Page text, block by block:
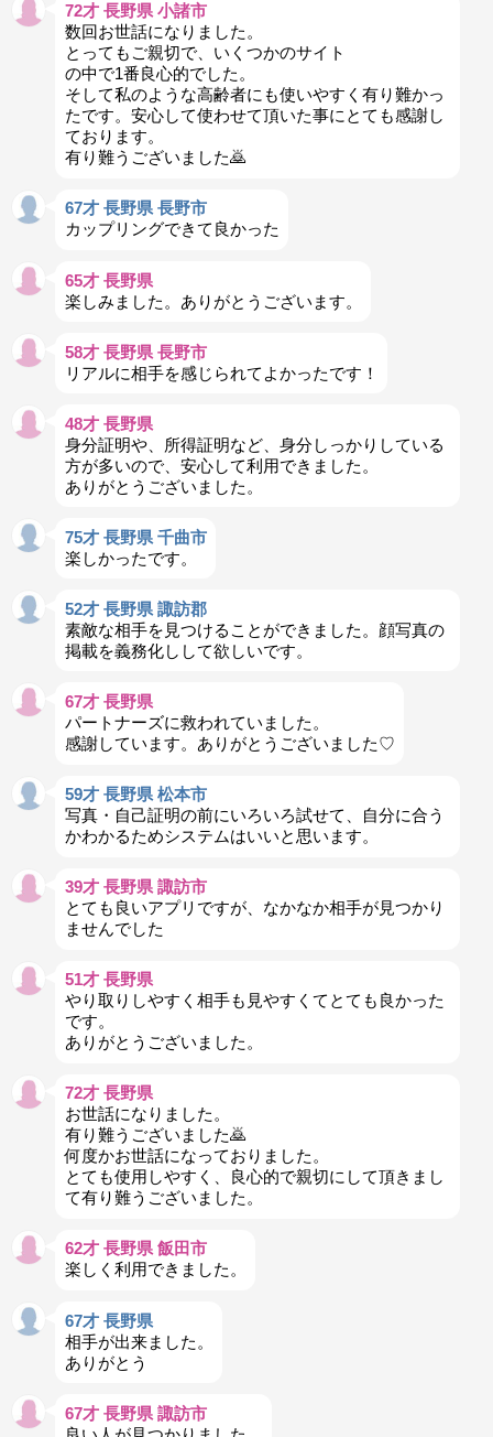
72才 長野県 小諸市
数回お世話になりました。
とってもご親切で、いくつかのサイト
の中で1番良心的でした。
そして私のような高齢者にも使いやすく有り難かっ
たです。安心して使わせて頂いた事にとても感謝し
ております。
有り難うございました🙇
67才 長野県 長野市
カップリングできて良かった
65才 長野県
楽しみました。ありがとうございます。
58才 長野県 長野市
リアルに相手を感じられてよかったです！
48才 長野県
身分証明や、所得証明など、身分しっかりしている
方が多いので、安心して利用できました。
ありがとうございました。
75才 長野県 千曲市
楽しかったです。
52才 長野県 諏訪郡
素敵な相手を見つけることができました。顔写真の
掲載を義務化しして欲しいです。
67才 長野県
パートナーズに救われていました。
感謝しています。ありがとうございました♡
59才 長野県 松本市
写真・自己証明の前にいろいろ試せて、自分に合う
かわかるためシステムはいいと思います。
39才 長野県 諏訪市
とても良いアプリですが、なかなか相手が見つかり
ませんでした
51才 長野県
やり取りしやすく相手も見やすくてとても良かった
です。
ありがとうございました。
72才 長野県
お世話になりました。
有り難うございました🙇
何度かお世話になっておりました。
とても使用しやすく、良心的で親切にして頂きまし
て有り難うございました。
62才 長野県 飯田市
楽しく利用できました。
67才 長野県
相手が出来ました。
ありがとう
67才 長野県 諏訪市